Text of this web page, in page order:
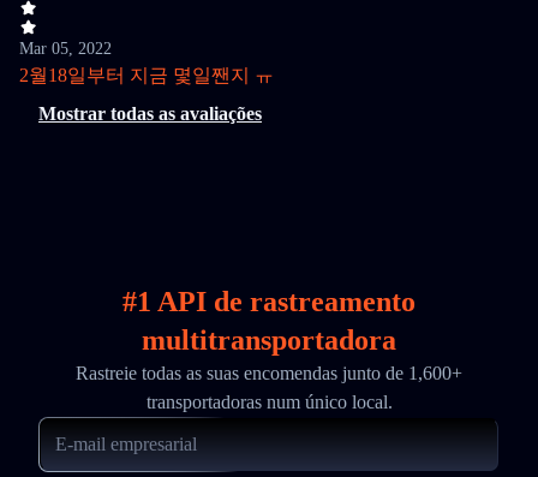
Mar 05, 2022
2월18일부터 지금 몇일짼지 ㅠ
Mostrar todas as avaliações
#1 API de rastreamento
multitransportadora
Rastreie todas as suas encomendas junto de 1,600+
transportadoras num único local.